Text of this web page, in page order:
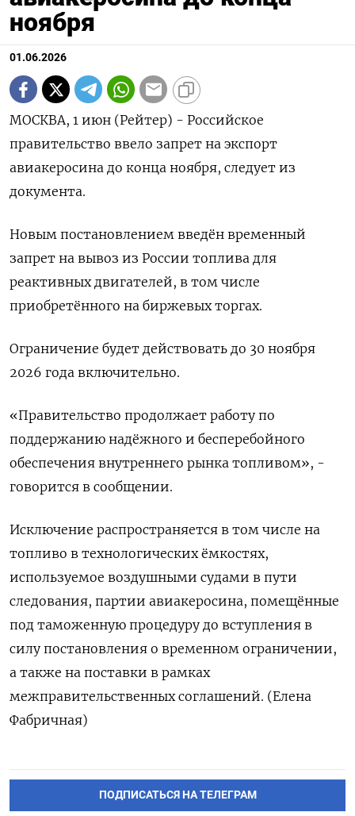
ноября
01.06.2026
МОСКВА, 1 июн (Рейтер) - Российское
правительство ввело запрет на экспорт
‌авиакеросина до конца ноября, следует из
документа.
Новым постановлением введён ​временный ​
запрет ​на вывоз из ⁠России топлива ‌для
реактивных ‌двигателей, в том числе
приобретённого на ​биржевых торгах.
Ограничение ‌будет действовать до ​30 ноября
2026 года включительно.
«Правительство ‌продолжает работу по
поддержанию надёжного и бесперебойного
обеспечения ​внутреннего ​рынка ‌топливом», -
говорится в сообщении.
Исключение распространяется ​в том числе на
топливо в технологических ёмкостях,
используемое воздушными судами в пути
следования, партии авиакеросина, ​помещённые
⁠под таможенную процедуру до вступления в
‌силу постановления о временном ‌ограничении,
а также на ​поставки в рамках
межправительственных ‌соглашений. (Елена
Фабричная)
ПОДПИСАТЬСЯ НА ТЕЛЕГРАМ